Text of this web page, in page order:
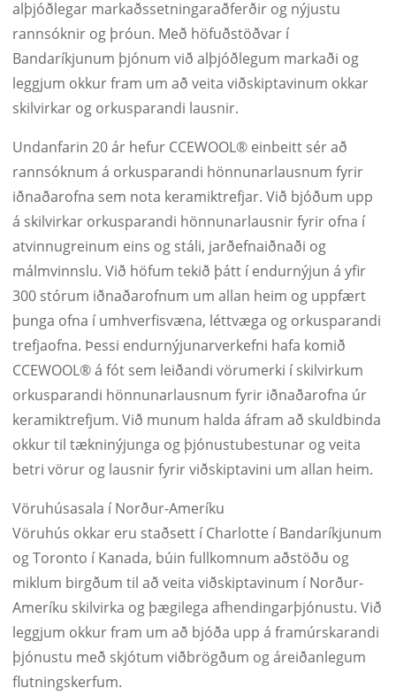
alþjóðlegar markaðssetningaraðferðir og nýjustu
rannsóknir og þróun. Með höfuðstöðvar í
Bandaríkjunum þjónum við alþjóðlegum markaði og
leggjum okkur fram um að veita viðskiptavinum okkar
skilvirkar og orkusparandi lausnir.
Undanfarin 20 ár hefur CCEWOOL® einbeitt sér að
rannsóknum á orkusparandi hönnunarlausnum fyrir
iðnaðarofna sem nota keramiktrefjar. Við bjóðum upp
á skilvirkar orkusparandi hönnunarlausnir fyrir ofna í
atvinnugreinum eins og stáli, jarðefnaiðnaði og
málmvinnslu. Við höfum tekið þátt í endurnýjun á yfir
300 stórum iðnaðarofnum um allan heim og uppfært
þunga ofna í umhverfisvæna, léttvæga og orkusparandi
trefjaofna. Þessi endurnýjunarverkefni hafa komið
CCEWOOL® á fót sem leiðandi vörumerki í skilvirkum
orkusparandi hönnunarlausnum fyrir iðnaðarofna úr
keramiktrefjum. Við munum halda áfram að skuldbinda
okkur til tækninýjunga og þjónustubestunar og veita
betri vörur og lausnir fyrir viðskiptavini um allan heim.
Vöruhúsasala í Norður-Ameríku
Vöruhús okkar eru staðsett í Charlotte í Bandaríkjunum
og Toronto í Kanada, búin fullkomnum aðstöðu og
miklum birgðum til að veita viðskiptavinum í Norður-
Ameríku skilvirka og þægilega afhendingarþjónustu. Við
leggjum okkur fram um að bjóða upp á framúrskarandi
þjónustu með skjótum viðbrögðum og áreiðanlegum
flutningskerfum.